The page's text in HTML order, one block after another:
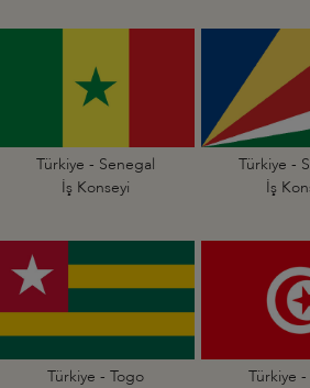
Türkiye - Senegal
İş Konseyi
Türkiye -
İş
Türkiye - Togo
Türkiye